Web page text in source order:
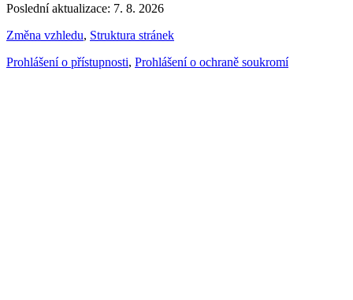
Poslední aktualizace: 7. 8. 2026
Změna vzhledu, Struktura stránek
Prohlášení o přístupnosti, Prohlášení o ochraně soukromí